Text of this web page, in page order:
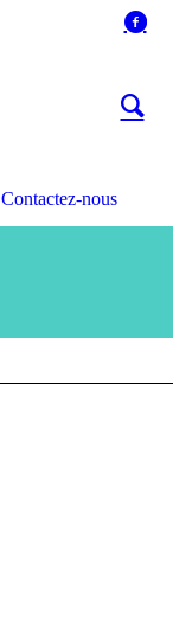
Contactez-nous